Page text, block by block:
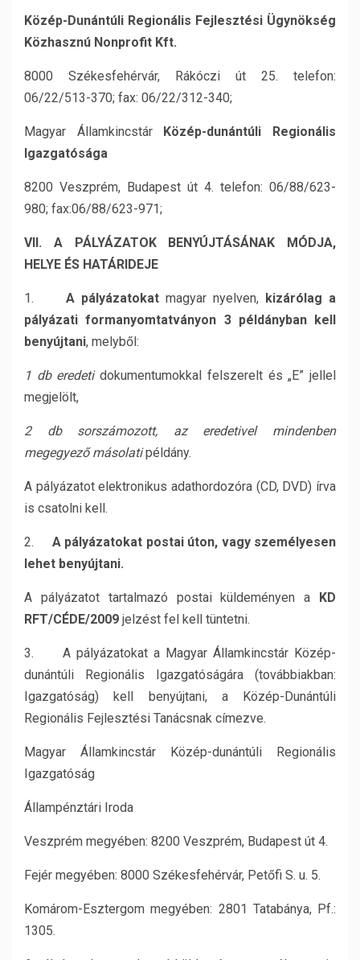
Közép-Dunántúli Regionális Fejlesztési Ügynökség
Közhasznú Nonprofit Kft.
8000 Székesfehérvár, Rákóczi út 25. telefon:
06/22/513-370; fax: 06/22/312-340;
Magyar Államkincstár Közép-dunántúli Regionális
Igazgatósága
8200 Veszprém, Budapest út 4. telefon: 06/88/623-
980; fax:06/88/623-971;
VII. A PÁLYÁZATOK BENYÚJTÁSÁNAK MÓDJA,
HELYE ÉS HATÁRIDEJE
1. A pályázatokat magyar nyelven, kizárólag a
pályázati formanyomtatványon 3 példányban kell
benyújtani, melyből:
1 db eredetidokumentumokkal felszerelt és „E” jellel
megjelölt,
2 db sorszámozott, az eredetivel mindenben
megegyező másolatipéldány.
A pályázatot elektronikus adathordozóra (CD, DVD) írva
is csatolni kell.
2. A pályázatokat postai úton, vagy személyesen
lehet benyújtani.
A pályázatot tartalmazó postai küldeményen a KD
RFT/CÉDE/2009 jelzést fel kell tüntetni.
3. A pályázatokat a Magyar Államkincstár Közép-
dunántúli Regionális Igazgatóságára (továbbiakban:
Igazgatóság) kell benyújtani, a Közép-Dunántúli
Regionális Fejlesztési Tanácsnak címezve.
Magyar Államkincstár Közép-dunántúli Regionális
Igazgatóság
Állampénztári Iroda
Veszprém megyében: 8200 Veszprém, Budapest út 4.
Fejér megyében: 8000 Székesfehérvár, Petőfi S. u. 5.
Komárom-Esztergom megyében: 2801 Tatabánya, Pf.:
1305.